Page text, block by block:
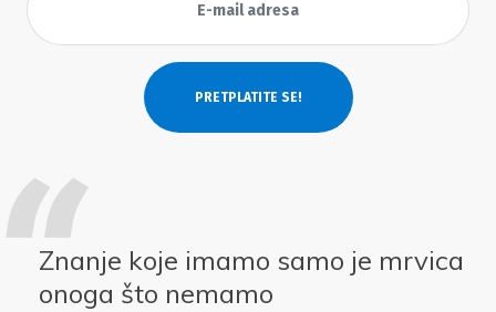
Znanje koje imamo samo je mrvica
onoga što nemamo